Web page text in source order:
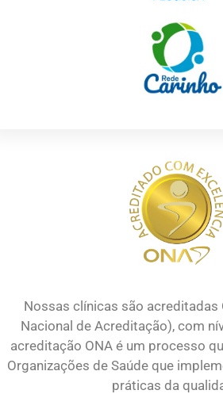
Nossas clínicas são acreditadas
Nacional de Acreditação), com
acreditação ONA é um processo
Organizações de Saúde que
práticas da